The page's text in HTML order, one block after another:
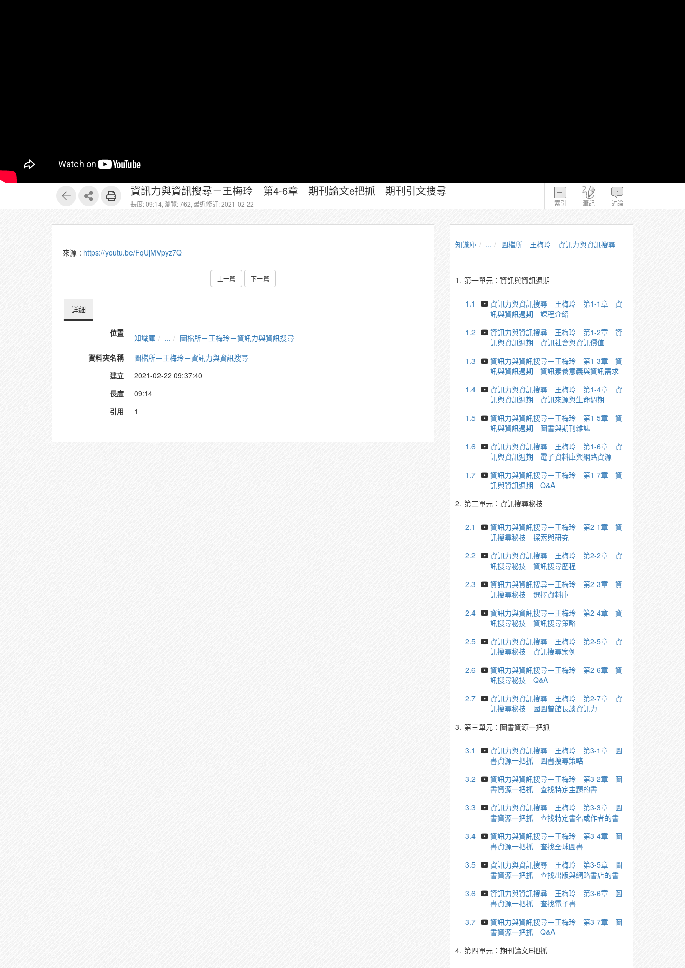
索引 筆記 討論
資訊力與資訊搜尋－王梅玲 第4-6章 期刊論文e把抓 期刊引文搜尋
長度: 09:14, 瀏覽: 762, 最近修訂: 2021-02-22
來源 : https://youtu.be/FqUjMVpyz7Q
上一篇 下一篇
詳細
位置 知識庫 ...
圖檔所－王梅玲－資訊力與資訊搜尋
資料夾名稱
圖檔所－王梅玲－資訊力與資訊搜尋
建立
2021-02-22 09:37:40
長度
09:14
引用
1
知識庫 ... 圖檔所－王梅玲－資訊力與資訊搜尋
1. 第一單元：資訊與資訊週期
1.1
資訊力與資訊搜尋－王梅玲 第1-1章 資
訊與資訊週期 課程介紹
1.2
資訊力與資訊搜尋－王梅玲 第1-2章 資
訊與資訊週期 資訊社會與資訊價值
1.3
資訊力與資訊搜尋－王梅玲 第1-3章 資
訊與資訊週期 資訊素養意義與資訊需求
1.4
資訊力與資訊搜尋－王梅玲 第1-4章 資
訊與資訊週期 資訊來源與生命週期
1.5
資訊力與資訊搜尋－王梅玲 第1-5章 資
訊與資訊週期 圖書與期刊雜誌
1.6
資訊力與資訊搜尋－王梅玲 第1-6章 資
訊與資訊週期 電子資料庫與網路資源
1.7
資訊力與資訊搜尋－王梅玲 第1-7章 資
訊與資訊週期 Q&A
2. 第二單元：資訊搜尋秘技
2.1
資訊力與資訊搜尋－王梅玲 第2-1章 資
訊搜尋秘技 探索與研究
2.2
資訊力與資訊搜尋－王梅玲 第2-2章 資
訊搜尋秘技 資訊搜尋歷程
2.3
資訊力與資訊搜尋－王梅玲 第2-3章 資
訊搜尋秘技 選擇資料庫
2.4
資訊力與資訊搜尋－王梅玲 第2-4章 資
訊搜尋秘技 資訊搜尋策略
2.5
資訊力與資訊搜尋－王梅玲 第2-5章 資
訊搜尋秘技 資訊搜尋案例
2.6
資訊力與資訊搜尋－王梅玲 第2-6章 資
訊搜尋秘技 Q&A
2.7
資訊力與資訊搜尋－王梅玲 第2-7章 資
訊搜尋秘技 國圖曾館長談資訊力
3. 第三單元：圖書資源一把抓
3.1
資訊力與資訊搜尋－王梅玲 第3-1章 圖
書資源一把抓 圖書搜尋策略
3.2
資訊力與資訊搜尋－王梅玲 第3-2章 圖
書資源一把抓 查找特定主題的書
3.3
資訊力與資訊搜尋－王梅玲 第3-3章 圖
書資源一把抓 查找特定書名或作者的書
3.4
資訊力與資訊搜尋－王梅玲 第3-4章 圖
書資源一把抓 查找全球圖書
3.5
資訊力與資訊搜尋－王梅玲 第3-5章 圖
書資源一把抓 查找出版與網路書店的書
3.6
資訊力與資訊搜尋－王梅玲 第3-6章 圖
書資源一把抓 查找電子書
3.7
資訊力與資訊搜尋－王梅玲 第3-7章 圖
書資源一把抓 Q&A
4. 第四單元：期刊論文E把抓